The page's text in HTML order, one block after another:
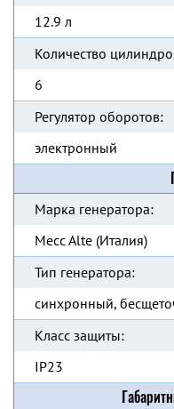
12.9 л
Количество
6
Регулятор оборотов:
электронный
Марка генератора:
Mecc Alte (Италия)
Тип генератора:
синхронный,
Класс защиты:
IP23